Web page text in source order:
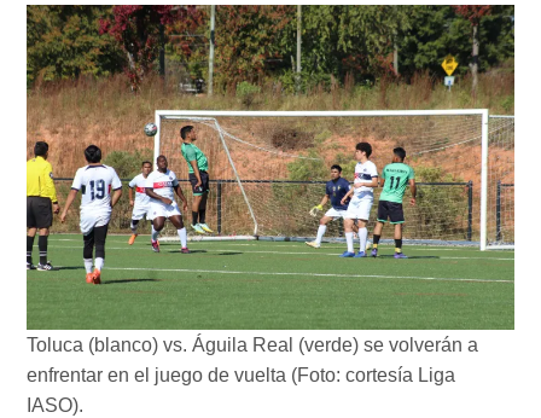
Toluca (blanco) vs. Águila Real (verde) se volverán a
enfrentar en el juego de vuelta (Foto: cortesía Liga
IASO).